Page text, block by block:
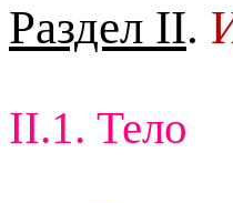
Раздел II.
II.1. Тело